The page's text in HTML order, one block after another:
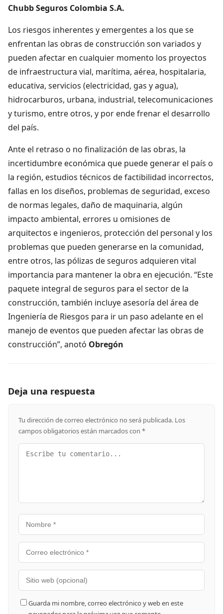
Chubb Seguros Colombia S.A.
Los riesgos inherentes y emergentes a los que se
enfrentan las obras de construcción son variados y
pueden afectar en cualquier momento los proyectos
de infraestructura vial, marítima, aérea, hospitalaria,
educativa, servicios (electricidad, gas y agua),
hidrocarburos, urbana, industrial, telecomunicaciones
y turismo, entre otros, y por ende frenar el desarrollo
del país.
Ante el retraso o no finalización de las obras, la
incertidumbre económica que puede generar el país o
la región, estudios técnicos de factibilidad incorrectos,
fallas en los diseños, problemas de seguridad, exceso
de normas legales, daño de maquinaria, algún
impacto ambiental, errores u omisiones de
arquitectos e ingenieros, protección del personal y los
problemas que pueden generarse en la comunidad,
entre otros, las pólizas de seguros adquieren vital
importancia para mantener la obra en ejecución. “Este
paquete integral de seguros para el sector de la
construcción, también incluye asesoría del área de
Ingeniería de Riesgos para ir un paso adelante en el
manejo de eventos que pueden afectar las obras de
construcción”, anotó Obregón
Deja una respuesta
Tu dirección de correo electrónico no será publicada. Los
campos obligatorios están marcados con *
Guarda mi nombre, correo electrónico y web en este